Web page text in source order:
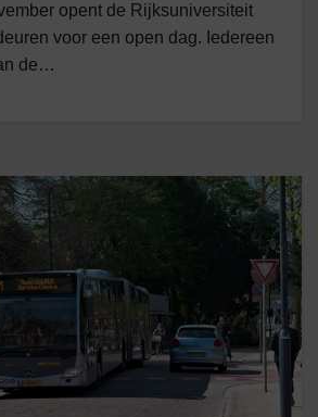
opent de Rijksuniversiteit
voor een open dag. Iedereen
de…